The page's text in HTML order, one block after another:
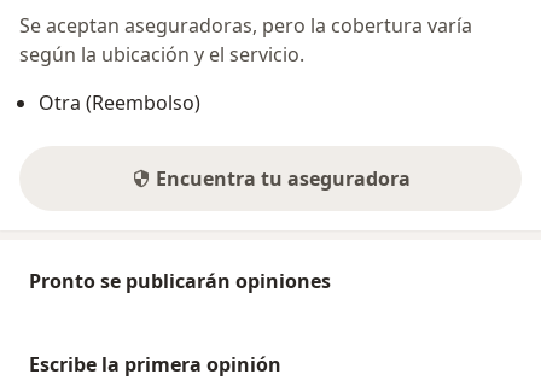
Se aceptan aseguradoras, pero la cobertura varía
según la ubicación y el servicio.
Otra (Reembolso)
Encuentra tu aseguradora
Pronto se publicarán opiniones
Escribe la primera opinión